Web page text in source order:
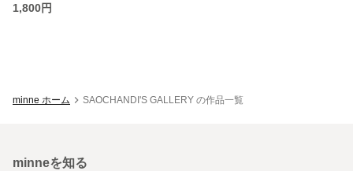
1,800円
minne ホーム SAOCHANDI'S GALLERY の作品一覧
minneを知る